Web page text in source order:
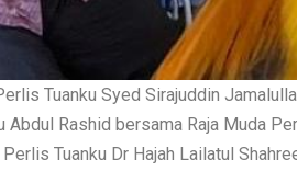
Tuanku Syed Sirajuddin
Abdul Rashid bersama Raja Muda
Tuanku Dr Hajah Lailatul